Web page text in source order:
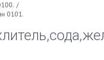
/
0101.